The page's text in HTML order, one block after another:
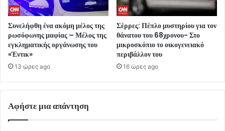
Συνελήφθη ένα ακόμη μέλος της
ρωσόφωνης μαφίας – Μέλος της
εγκληματικής οργάνωσης του
«Έντικ»
13 ώρες ago
Σέρρες: Πέπλο μυστηρίου για τον
θάνατου του 68χρονου- Στο
μικροσκόπιο το οικογενειακό
περιβάλλον του
16 ώρες ago
Αφήστε μια απάντηση